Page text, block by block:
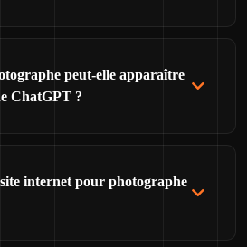
peut-elle apparaître
ChatGPT ?
internet pour photographe